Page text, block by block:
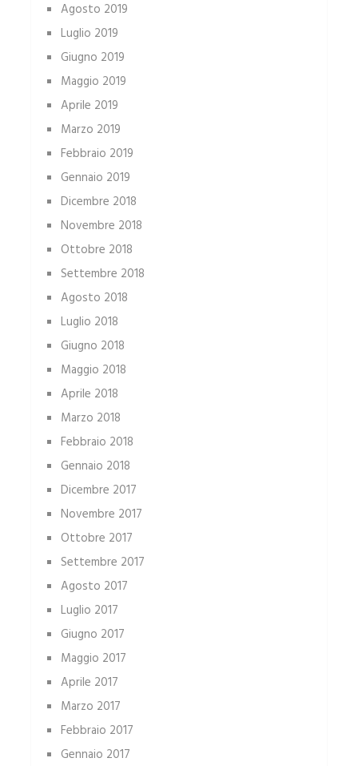
Agosto 2019
Luglio 2019
Giugno 2019
Maggio 2019
Aprile 2019
Marzo 2019
Febbraio 2019
Gennaio 2019
Dicembre 2018
Novembre 2018
Ottobre 2018
Settembre 2018
Agosto 2018
Luglio 2018
Giugno 2018
Maggio 2018
Aprile 2018
Marzo 2018
Febbraio 2018
Gennaio 2018
Dicembre 2017
Novembre 2017
Ottobre 2017
Settembre 2017
Agosto 2017
Luglio 2017
Giugno 2017
Maggio 2017
Aprile 2017
Marzo 2017
Febbraio 2017
Gennaio 2017